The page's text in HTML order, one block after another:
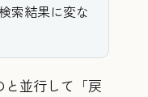
索結果に変な
と並行して「戻